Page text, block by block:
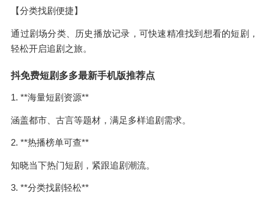
【分类找剧便捷】
通过剧场分类、历史播放记录，可快速精准找到想看的短剧，
轻松开启追剧之旅。
抖免费短剧多多最新手机版推荐点
1. **海量短剧资源**
涵盖都市、古言等题材，满足多样追剧需求。
2. **热播榜单可查**
知晓当下热门短剧，紧跟追剧潮流。
3. **分类找剧轻松**